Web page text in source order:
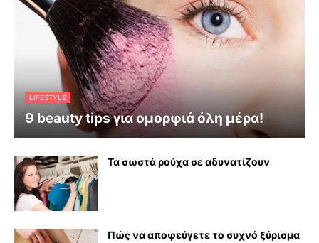
LIFESTYLE
9 beauty tips για ομορφιά όλη μέρα!
Τα σωστά ρούχα σε αδυνατίζουν
Πώς να αποφεύγετε το συχνό ξύρισμα